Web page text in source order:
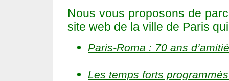
Nous vous proposons de
site web de la ville de Paris
Paris-Roma : 70 ans
Les temps forts